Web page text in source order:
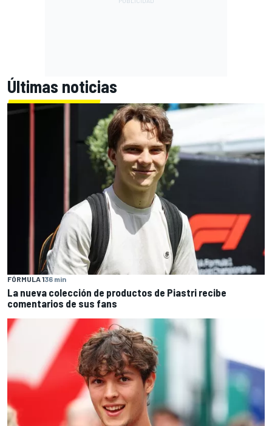
Últimas noticias
FÓRMULA 136 min
La nueva colección de productos de Piastri recibe
comentarios de sus fans